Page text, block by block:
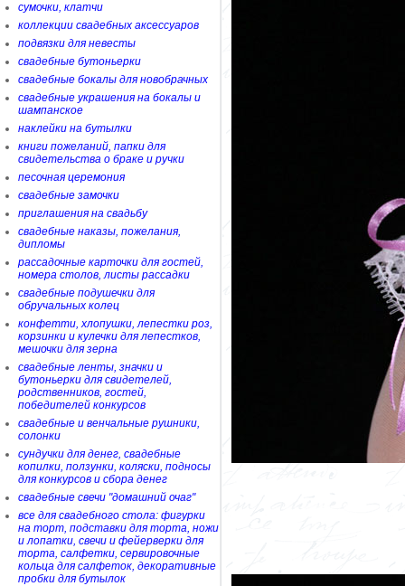
сумочки, клатчи
коллекции свадебных аксессуаров
подвязки для невесты
свадебные бутоньерки
свадебные бокалы для новобрачных
свадебные украшения на бокалы и
шампанское
наклейки на бутылки
книги пожеланий, папки для
свидетельства о браке и ручки
песочная церемония
свадебные замочки
приглашения на свадьбу
свадебные наказы, пожелания,
дипломы
рассадочные карточки для гостей,
номера столов, листы рассадки
свадебные подушечки для
обручальных колец
конфетти, хлопушки, лепестки роз,
корзинки и кулечки для лепестков,
мешочки для зерна
свадебные ленты, значки и
бутоньерки для свидетелей,
родственников, гостей,
победителей конкурсов
свадебные и венчальные рушники,
солонки
сундучки для денег, свадебные
копилки, ползунки, коляски, подносы
для конкурсов и сбора денег
свадебные свечи "домашний очаг"
все для свадебного стола: фигурки
на торт, подставки для торта, ножи
и лопатки, свечи и фейерверки для
торта, салфетки, сервировочные
кольца для салфеток, декоративные
пробки для бутылок